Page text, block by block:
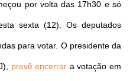
por volta das 17h30 e só
sexta (12). Os deputados
para votar. O presidente da
prevê encerrar a votação em